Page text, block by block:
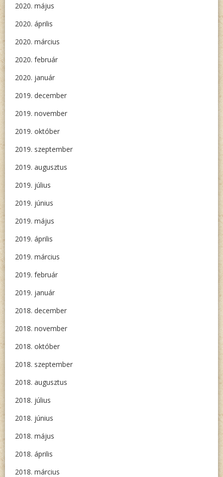
2020. május
2020. április
2020. március
2020. február
2020. január
2019. december
2019. november
2019. október
2019. szeptember
2019. augusztus
2019. július
2019. június
2019. május
2019. április
2019. március
2019. február
2019. január
2018. december
2018. november
2018. október
2018. szeptember
2018. augusztus
2018. július
2018. június
2018. május
2018. április
2018. március